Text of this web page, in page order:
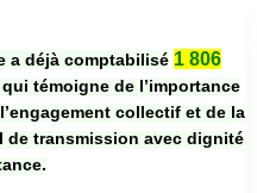
a déjà comptabilisé 1 806
témoigne de l’importance
collectif et de la
de transmission avec dignité